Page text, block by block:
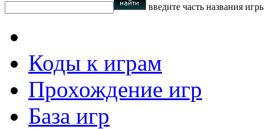
введите часть названия
Коды к играм
Прохождение игр
База игр